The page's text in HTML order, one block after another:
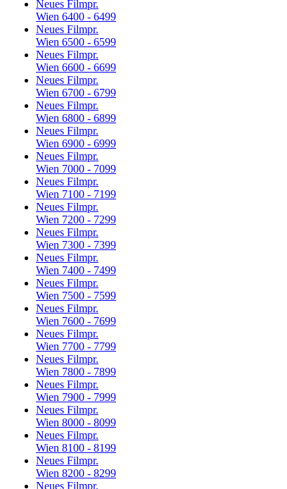
Neues Filmpr.
Wien 6400 - 6499
Neues Filmpr.
Wien 6500 - 6599
Neues Filmpr.
Wien 6600 - 6699
Neues Filmpr.
Wien 6700 - 6799
Neues Filmpr.
Wien 6800 - 6899
Neues Filmpr.
Wien 6900 - 6999
Neues Filmpr.
Wien 7000 - 7099
Neues Filmpr.
Wien 7100 - 7199
Neues Filmpr.
Wien 7200 - 7299
Neues Filmpr.
Wien 7300 - 7399
Neues Filmpr.
Wien 7400 - 7499
Neues Filmpr.
Wien 7500 - 7599
Neues Filmpr.
Wien 7600 - 7699
Neues Filmpr.
Wien 7700 - 7799
Neues Filmpr.
Wien 7800 - 7899
Neues Filmpr.
Wien 7900 - 7999
Neues Filmpr.
Wien 8000 - 8099
Neues Filmpr.
Wien 8100 - 8199
Neues Filmpr.
Wien 8200 - 8299
Neues Filmpr.